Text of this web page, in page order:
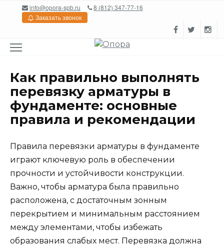
Перейтиinfo@opora-spb.ru
8 (812) 347-77-16
Заказать звонок
Как правильно выполнять
перевязку арматуры в
фундаменте: основные
правила и рекомендации
Правила перевязки арматуры в фундаменте
играют ключевую роль в обеспечении
прочности и устойчивости конструкции.
Важно, чтобы арматура была правильно
расположена, с достаточным зонным
перекрытием и минимальным расстоянием
между элементами, чтобы избежать
образования слабых мест. Перевязка должна